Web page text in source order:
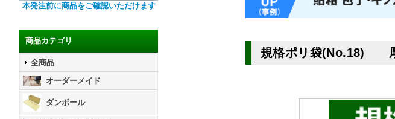
本発注前に商品をご確認いただけます
商品カテゴリ
全商品
オーダーメイド
ダンボール
規格ポリ袋(No.18) 厚